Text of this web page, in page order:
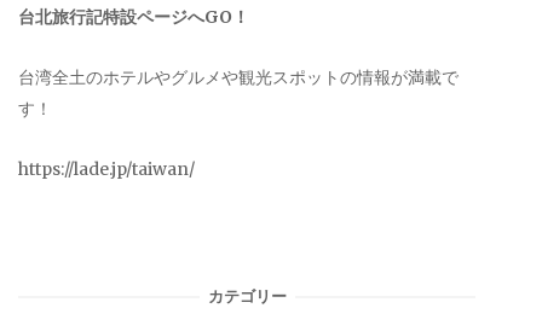
台北旅行記特設ページへGO！
台湾全土のホテルやグルメや観光スポットの情報が満載で
す！
https://lade.jp/taiwan/
カテゴリー